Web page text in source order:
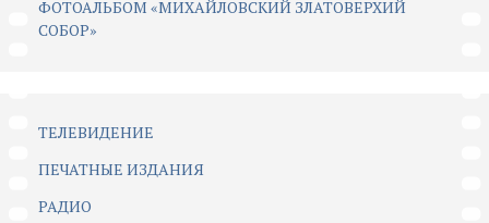
ФОТОАЛЬБОМ «МИХАЙЛОВСКИЙ ЗЛАТОВЕРХИЙ
СОБОР»
ТЕЛЕВИДЕНИЕ
ПЕЧАТНЫЕ ИЗДАНИЯ
РАДИО